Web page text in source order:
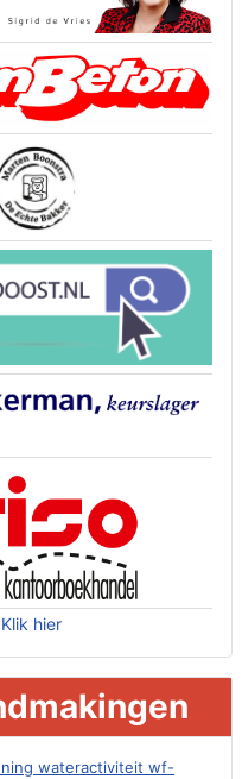
Klik hier
wateractiviteit wf-